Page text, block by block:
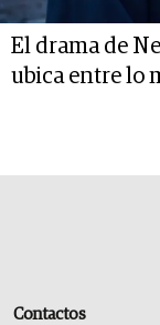
El drama de
ubica entre lo
Contactos